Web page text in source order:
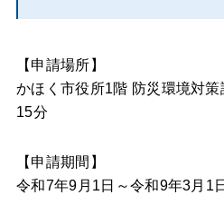
【申請場所】
かほく市役所1階 防災環境対
15分
【申請期間】
令和7年9月1日～令和9年3月1日